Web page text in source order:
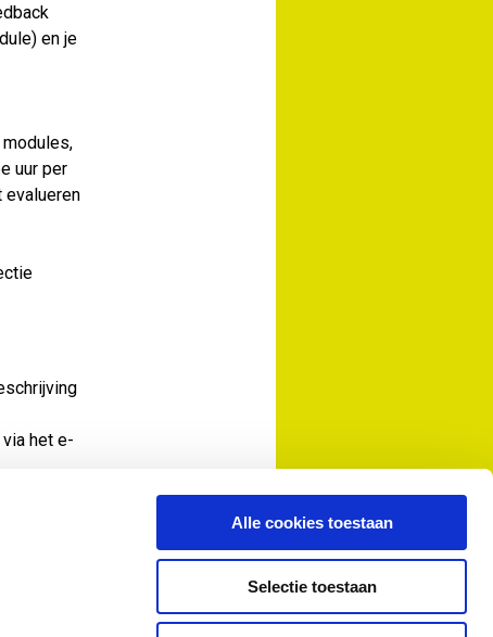
Alle cookies toestaan
Selectie toestaan
en je
uur per
evalueren
het e-